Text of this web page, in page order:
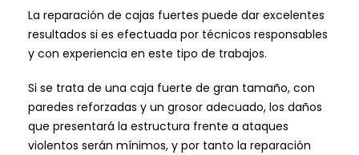
La reparación de cajas fuertes puede dar excelentes
resultados si es efectuada por técnicos responsables
y con experiencia en este tipo de trabajos.
Si se trata de una caja fuerte de gran tamaño, con
paredes reforzadas y un grosor adecuado, los daños
que presentará la estructura frente a ataques
violentos serán mínimos, y por tanto la reparación